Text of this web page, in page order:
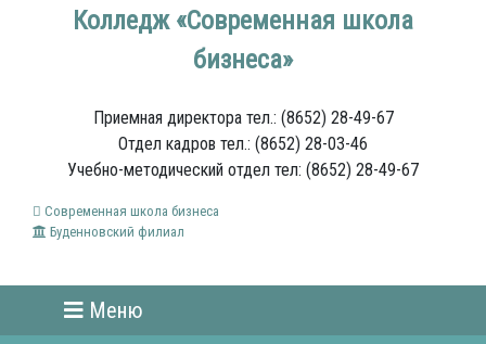
Колледж «Современная школа
бизнеса»
Приемная директора тел.: (8652) 28-49-67
Отдел кадров тел.: (8652) 28-03-46
Учебно-методический отдел тел: (8652) 28-49-67
Современная школа бизнеса
Буденновский филиал
Меню